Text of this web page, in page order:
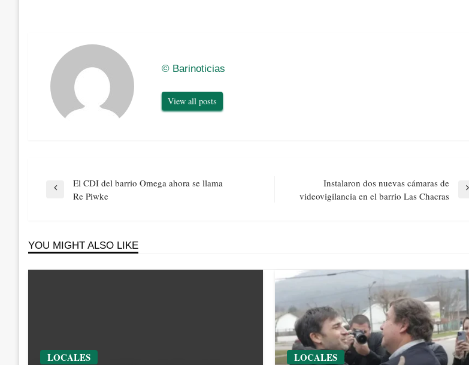
© Barinoticias
View all posts
Navegación
Previous
El CDI del barrio Omega ahora se llama
Re Piwke
Next
Instalaron dos nuevas cámaras de
videovigilancia en el barrio Las Chacras
YOU MIGHT ALSO LIKE
LOCALES LOCALES